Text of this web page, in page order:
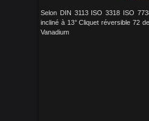
Selon DIN 3113 ISO 3318 ISO
incliné à 13° Cliquet réversible 72
Vanadium